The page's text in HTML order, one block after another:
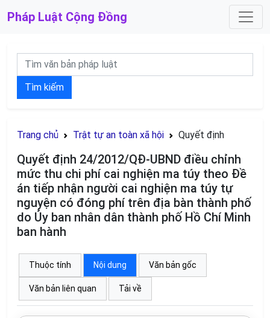
Pháp Luật Cộng Đồng
Tìm kiếm
Trang chủ Trật tự an toàn xã hội Quyết định
Quyết định 24/2012/QĐ-UBND điều chỉnh
mức thu chi phí cai nghiện ma túy theo Đề
án tiếp nhận người cai nghiện ma túy tự
nguyện có đóng phí trên địa bàn thành phố
do Ủy ban nhân dân thành phố Hồ Chí Minh
ban hành
Thuộc tính Nội dung Văn bản gốc
Văn bản liên quan Tải về